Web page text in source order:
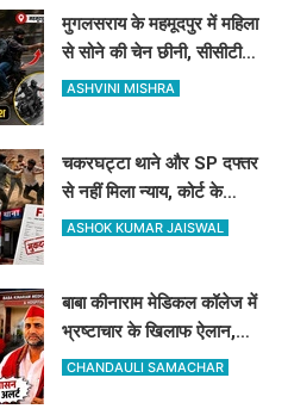
मुगलसराय के महमूदपुर में महिला
से सोने की चेन छीनी, सीसीटीवी
फुटेज खंगालने में जुटी पुलिस
ASHVINI MISHRA
चकरघट्टा थाने और SP दफ्तर
से नहीं मिला न्याय, कोर्ट के
आदेश पर 7 लोगों के खिलाफ
ASHOK KUMAR JAISWAL
बाबा कीनाराम मेडिकल कॉलेज में
भ्रष्टाचार के खिलाफ ऐलान,
इन 9 सूत्रीय मांगों पर पहले
CHANDAULI SAMACHAR